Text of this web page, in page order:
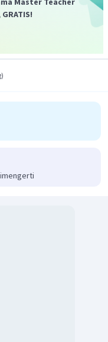
4(dalam suasana
oksidasi toluena
)